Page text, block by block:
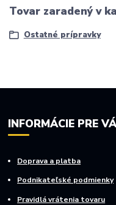
Tovar zaradený v
Ostatné prípravky
INFORMÁCIE PRE
Doprava a platba
Podnikateľské podmienky
Pravidlá vrátenia tovaru